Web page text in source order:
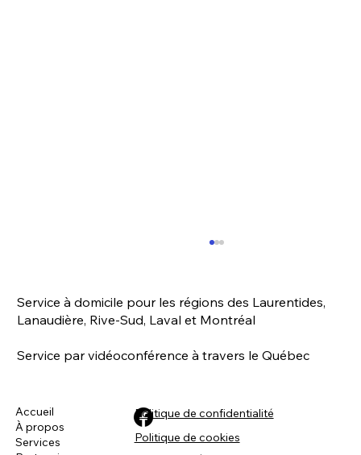
Biomimétisme : Apprendre de nos
animaux de compagnie (épisode 1)
Politique de confidentialité
Politique de cookies
Service à domicile pour les régions des Laurentides,
Lanaudière, Rive-Sud, Laval et Montréal
Service par vidéoconférence à travers le Québec
Accueil
À propos
Services